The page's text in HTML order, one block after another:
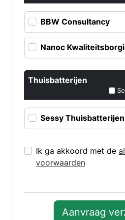
BBW Consultancy
Nanoc
Thuisbatterijen
Sessy Thuisbatterijen
Ik ga akkoord met de
voorwaarden
Aanvraag